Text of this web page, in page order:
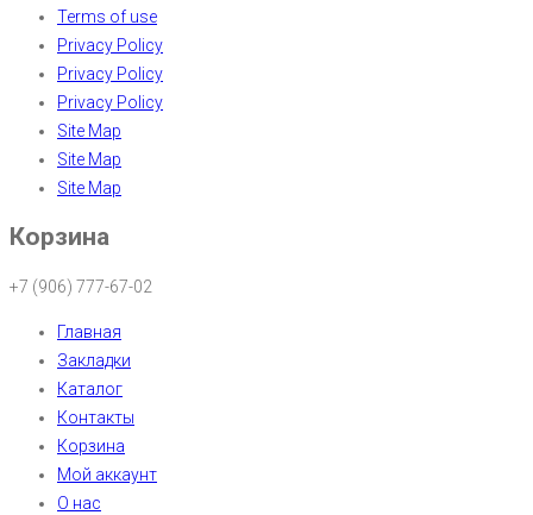
Terms of use
Privacy Policy
Privacy Policy
Privacy Policy
Site Map
Site Map
Site Map
Корзина
+7 (906) 777-67-02
Главная
Закладки
Каталог
Контакты
Корзина
Мой аккаунт
О нас